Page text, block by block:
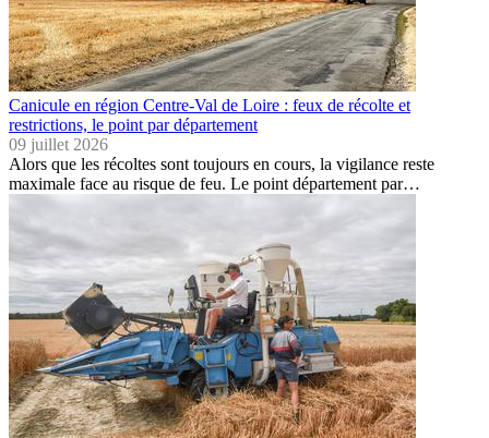
Canicule en région Centre-Val de Loire : feux de récolte et
restrictions, le point par département
09 juillet 2026
Alors que les récoltes sont toujours en cours, la vigilance reste
maximale face au risque de feu. Le point département par…